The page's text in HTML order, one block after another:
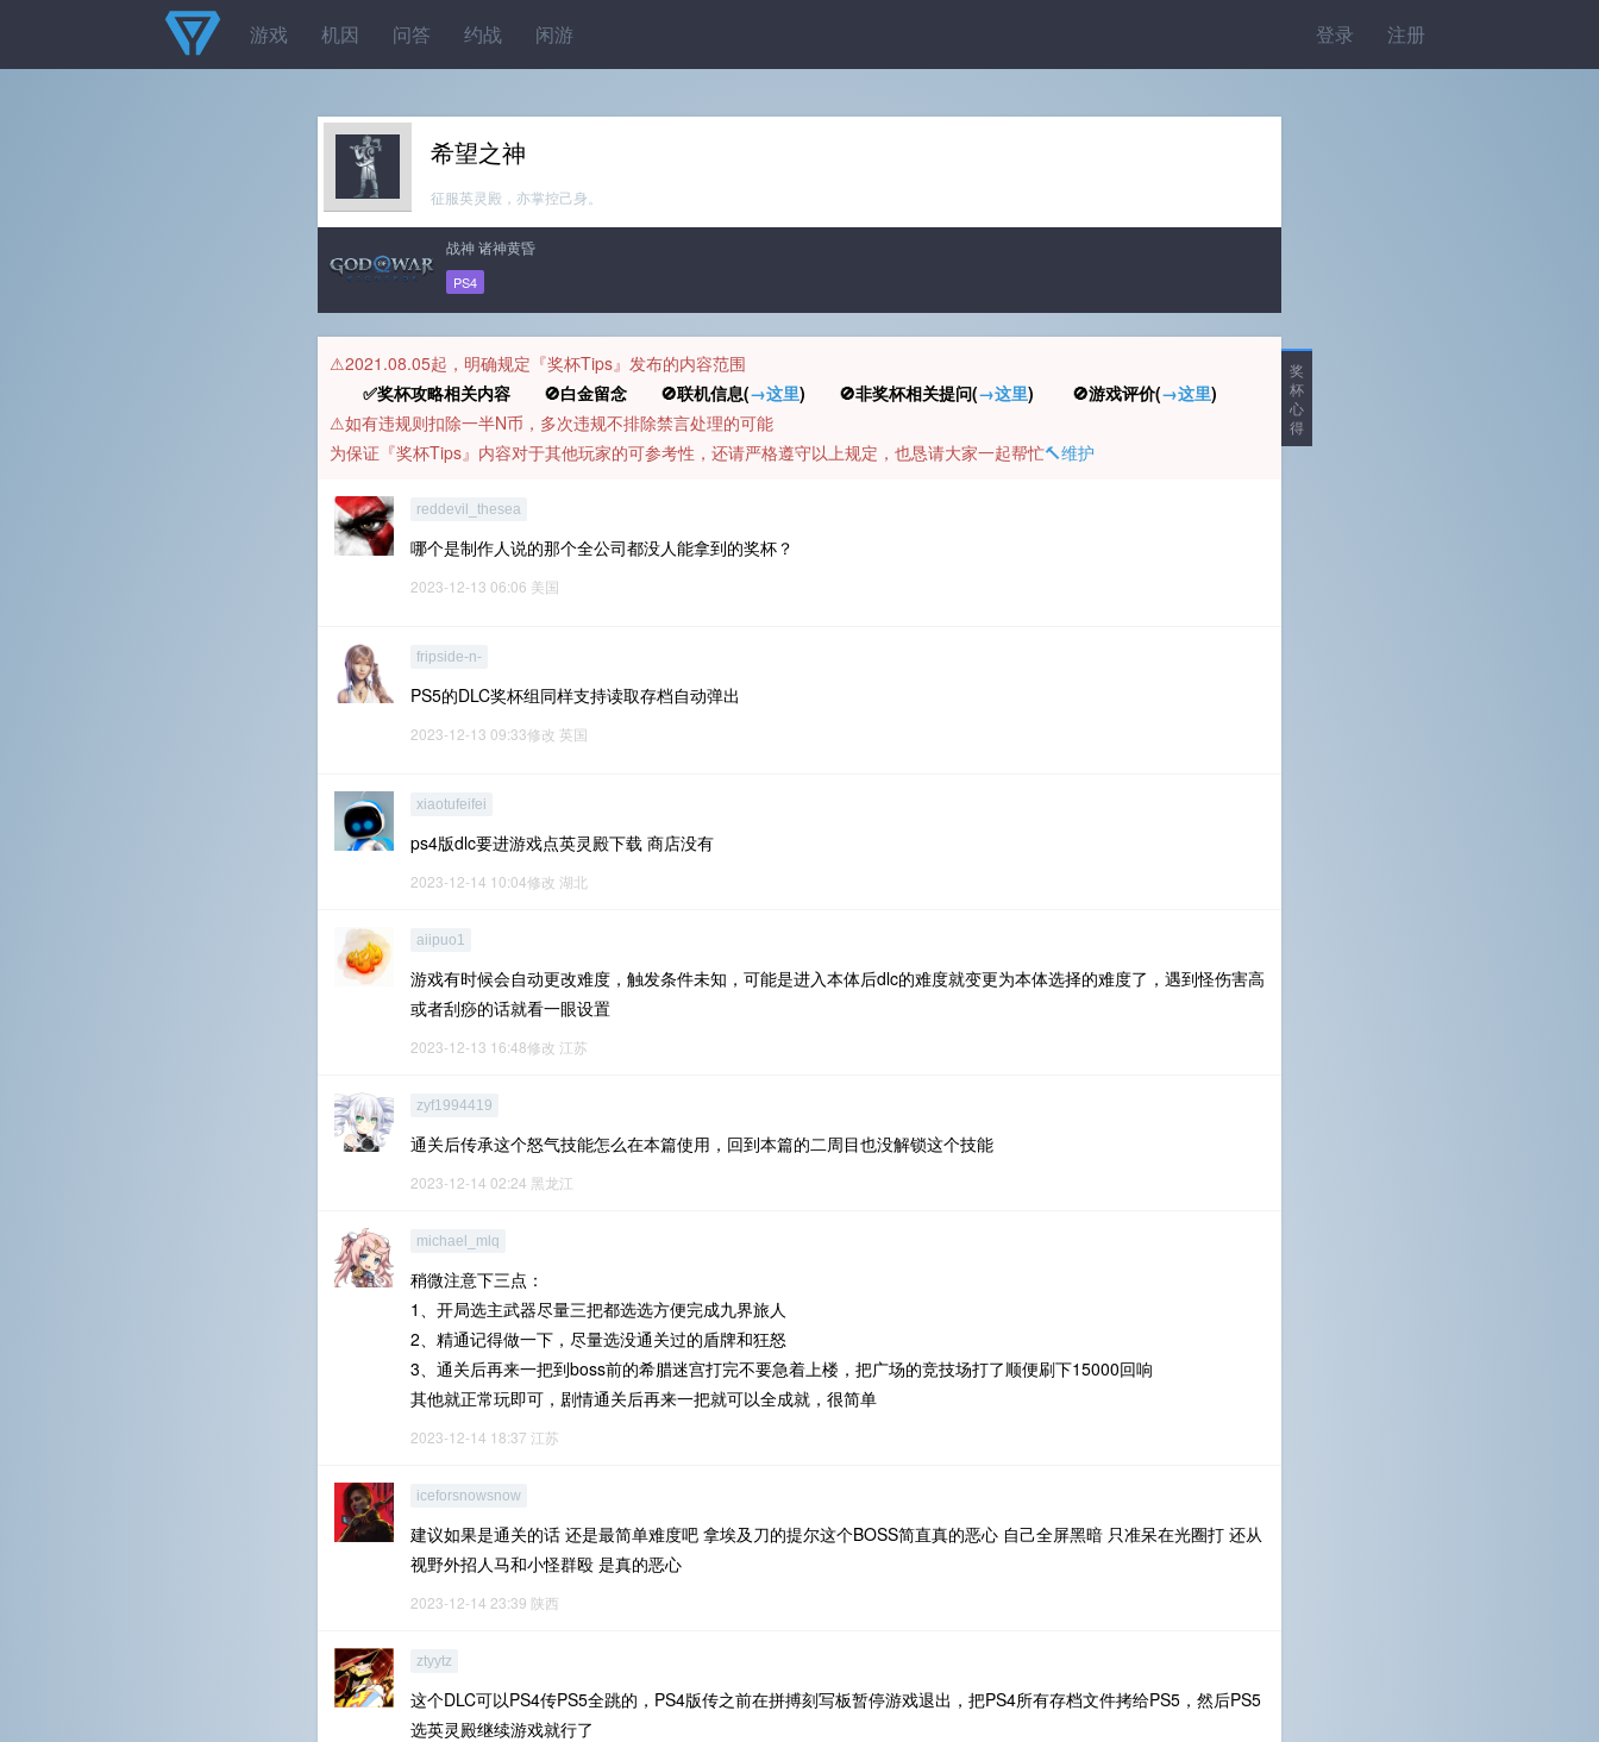
登录 注册
游戏 机因 问答 约战 闲游
希望之神
征服英灵殿，亦掌控己身。
战神 诸神黄昏
PS4
奖
杯
心
得
⚠️2021.08.05起，明确规定『奖杯Tips』发布的内容范围
✅奖杯攻略相关内容 🚫白金留念 🚫联机信息(→这里) 🚫非奖杯相关提问(→这里) 🚫游戏评价(→这里)
⚠️如有违规则扣除一半N币，多次违规不排除禁言处理的可能
为保证『奖杯Tips』内容对于其他玩家的可参考性，还请严格遵守以上规定，也恳请大家一起帮忙🔨维护
reddevil_thesea
哪个是制作人说的那个全公司都没人能拿到的奖杯？
2023-12-13 06:06 美国
fripside-n-
PS5的DLC奖杯组同样支持读取存档自动弹出
2023-12-13 09:33修改 英国
xiaotufeifei
ps4版dlc要进游戏点英灵殿下载 商店没有
2023-12-14 10:04修改 湖北
aiipuo1
游戏有时候会自动更改难度，触发条件未知，可能是进入本体后dlc的难度就变更为本体选择的难度了，遇到怪伤害高
或者刮痧的话就看一眼设置
2023-12-13 16:48修改 江苏
zyf1994419
通关后传承这个怒气技能怎么在本篇使用，回到本篇的二周目也没解锁这个技能
2023-12-14 02:24 黑龙江
michael_mlq
稍微注意下三点：
1、开局选主武器尽量三把都选选方便完成九界旅人
2、精通记得做一下，尽量选没通关过的盾牌和狂怒
3、通关后再来一把到boss前的希腊迷宫打完不要急着上楼，把广场的竞技场打了顺便刷下15000回响
其他就正常玩即可，剧情通关后再来一把就可以全成就，很简单
2023-12-14 18:37 江苏
iceforsnowsnow
建议如果是通关的话 还是最简单难度吧 拿埃及刀的提尔这个BOSS简直真的恶心 自己全屏黑暗 只准呆在光圈打 还从
视野外招人马和小怪群殴 是真的恶心
2023-12-14 23:39 陕西
ztyytz
这个DLC可以PS4传PS5全跳的，PS4版传之前在拼搏刻写板暂停游戏退出，把PS4所有存档文件拷给PS5，然后PS5
选英灵殿继续游戏就行了